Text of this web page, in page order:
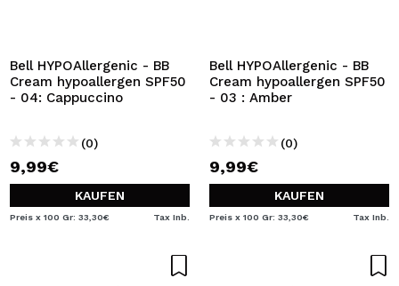
Bell HYPOAllergenic - BB
Cream hypoallergen SPF50
- 04: Cappuccino
(0)
9,99€
KAUFEN
Preis x 100 Gr: 33,30€ Tax Inb.
Bell HYPOAllergenic - BB
Cream hypoallergen SPF50
- 03 : Amber
(0)
9,99€
KAUFEN
Preis x 100 Gr: 33,30€ Tax Inb.